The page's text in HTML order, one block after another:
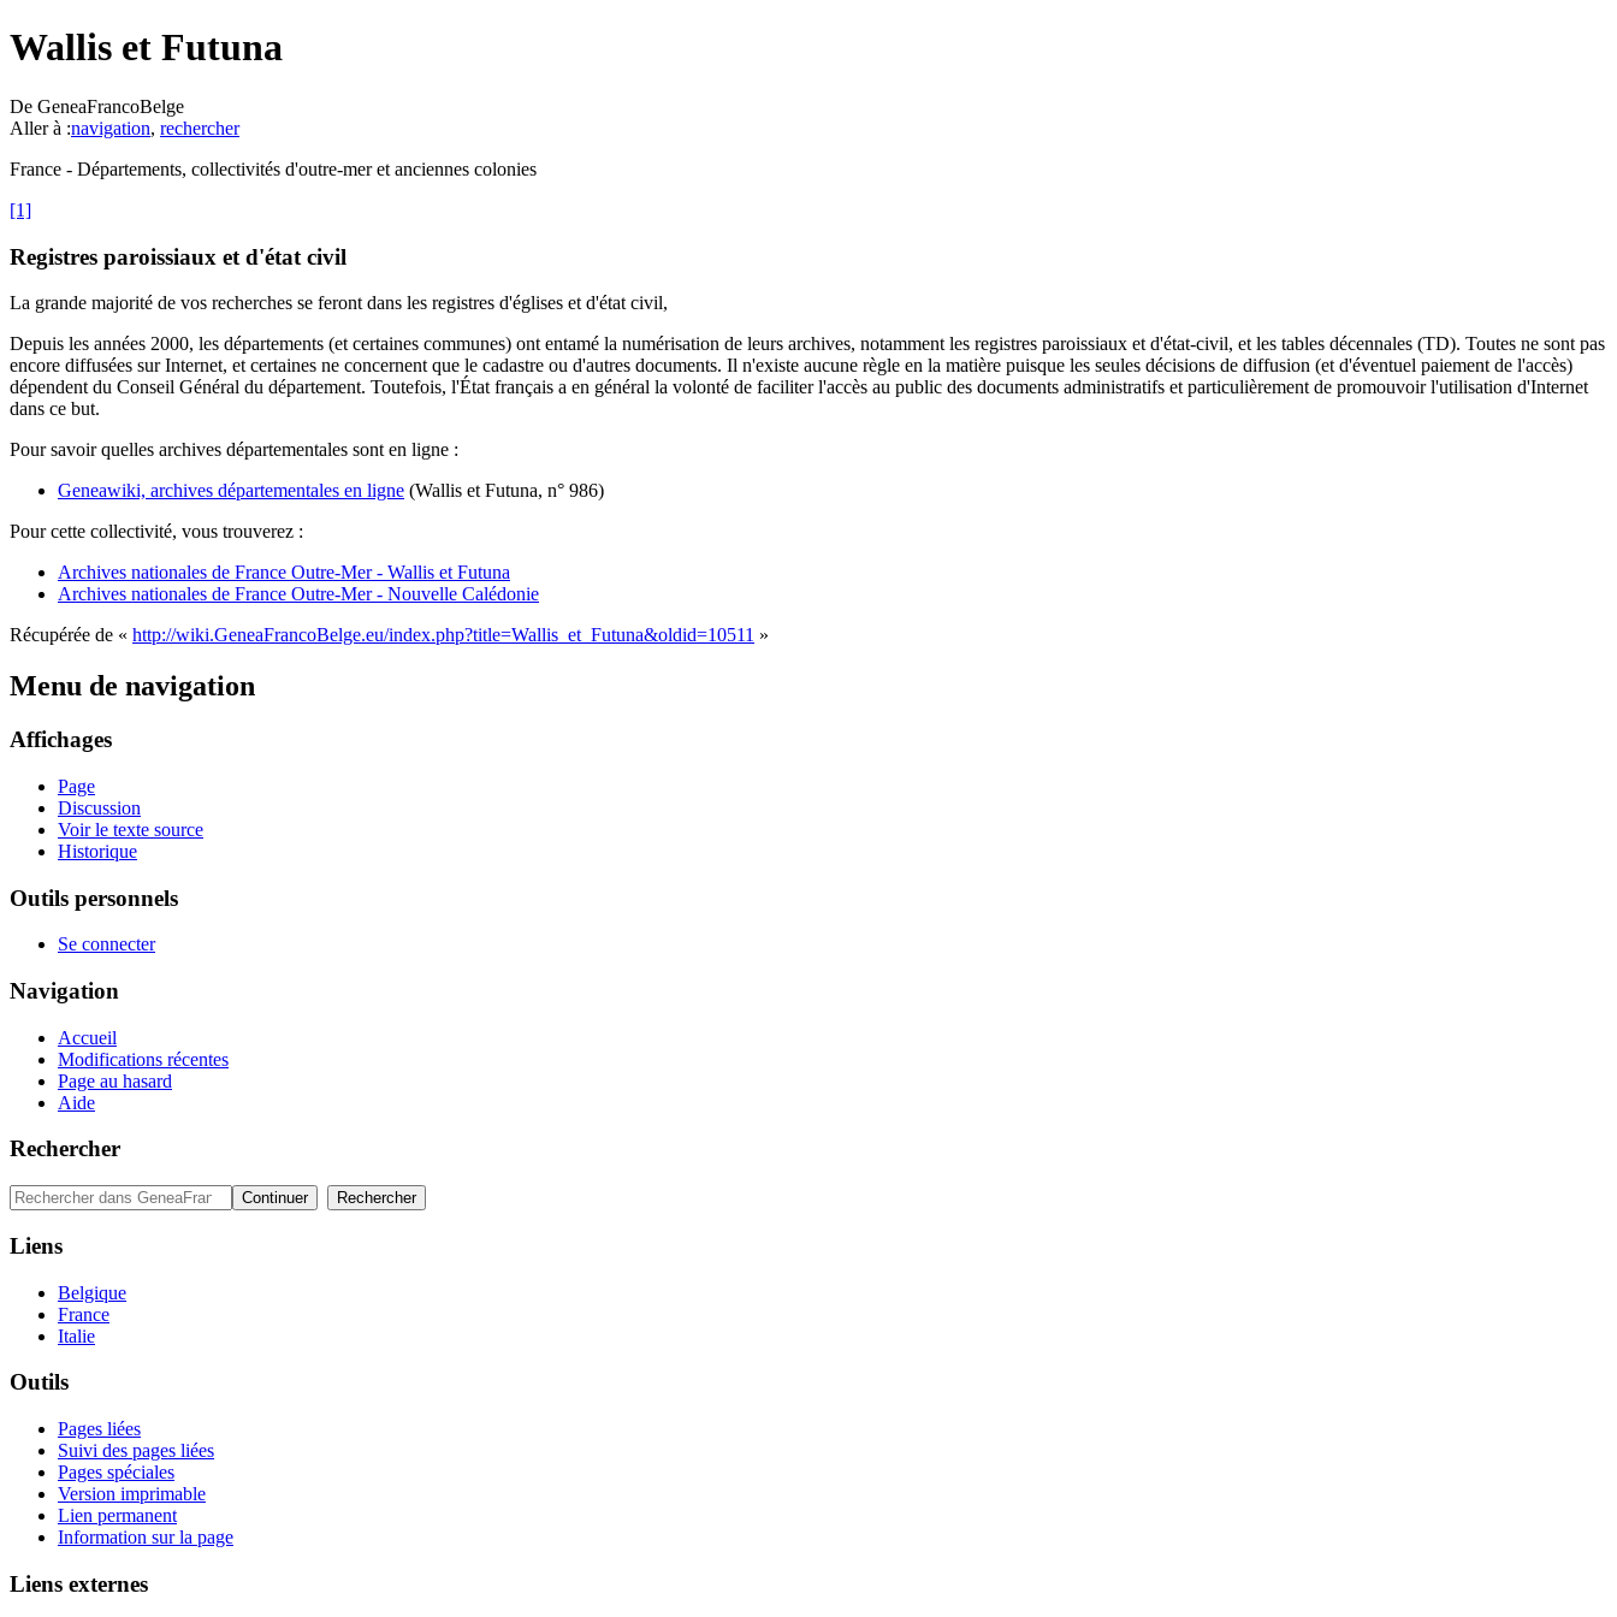
Wallis et Futuna
De GeneaFrancoBelge
Aller à :navigation, rechercher
France - Départements, collectivités d'outre-mer et anciennes colonies
[1]
Registres paroissiaux et d'état civil
La grande majorité de vos recherches se feront dans les registres d'églises et d'état civil,
Depuis les années 2000, les départements (et certaines communes) ont entamé la numérisation de leurs archives, notamment les registres paroissiaux et d'état-civil, et les tables décennales (TD). Toutes ne sont pas
encore diffusées sur Internet, et certaines ne concernent que le cadastre ou d'autres documents. Il n'existe aucune règle en la matière puisque les seules décisions de diffusion (et d'éventuel paiement de l'accès)
dépendent du Conseil Général du département. Toutefois, l'État français a en général la volonté de faciliter l'accès au public des documents administratifs et particulièrement de promouvoir l'utilisation d'Internet
dans ce but.
Pour savoir quelles archives départementales sont en ligne :
Geneawiki, archives départementales en ligne (Wallis et Futuna, n° 986)
Pour cette collectivité, vous trouverez :
Archives nationales de France Outre-Mer - Wallis et Futuna
Archives nationales de France Outre-Mer - Nouvelle Calédonie
Récupérée de « http://wiki.GeneaFrancoBelge.eu/index.php?title=Wallis_et_Futuna&oldid=10511 »
Menu de navigation
Affichages
Page
Discussion
Voir le texte source
Historique
Outils personnels
Se connecter
Navigation
Accueil
Modifications récentes
Page au hasard
Aide
Rechercher
Liens
Belgique
France
Italie
Outils
Pages liées
Suivi des pages liées
Pages spéciales
Version imprimable
Lien permanent
Information sur la page
Liens externes